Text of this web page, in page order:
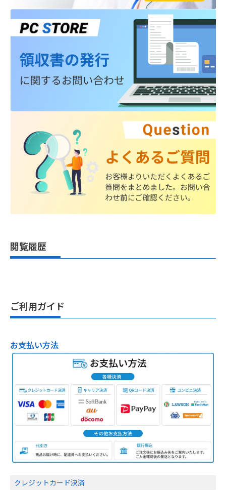
閲覧履歴
ご利用ガイド
お支払い方法
クレジットカード決済